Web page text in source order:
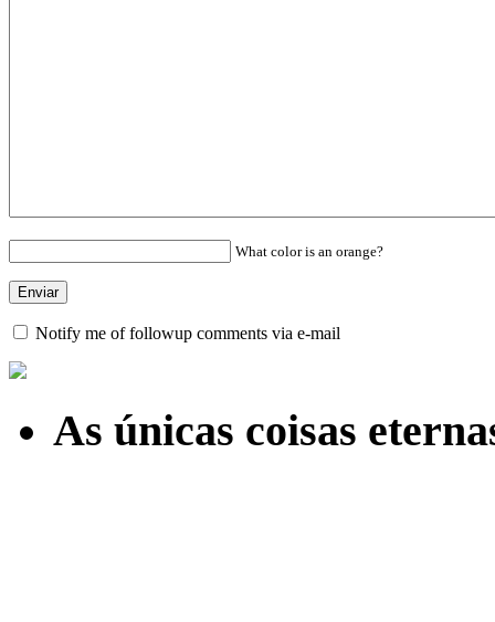
What color is an orange?
Notify me of followup comments via e-mail
As únicas coisas